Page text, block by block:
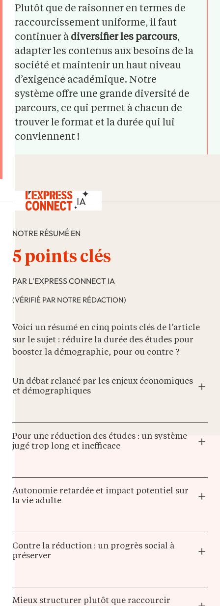
Plutôt que de raisonner en termes de
raccourcissement uniforme, il faut
continuer à diversifier les parcours,
adapter les contenus aux besoins de la
société et maintenir un haut niveau
d’exigence académique. Notre
système offre une grande diversité de
parcours, ce qui permet à chacun de
trouver le format et la durée qui lui
conviennent !
NOTRE RÉSUMÉ EN
5 points clés
PAR L'EXPRESS CONNECT IA
(VÉRIFIÉ PAR NOTRE RÉDACTION)
Voici un résumé en cinq points clés de l’article
sur le sujet : réduire la durée des études pour
booster la démographie, pour ou contre ?
Un débat relancé par les enjeux économiques
et démographiques
Pour une réduction des études : un système
jugé trop long et inefficace
Autonomie retardée et impact potentiel sur
la vie adulte
Contre la réduction : un progrès social à
préserver
Mieux structurer plutôt que raccourcir